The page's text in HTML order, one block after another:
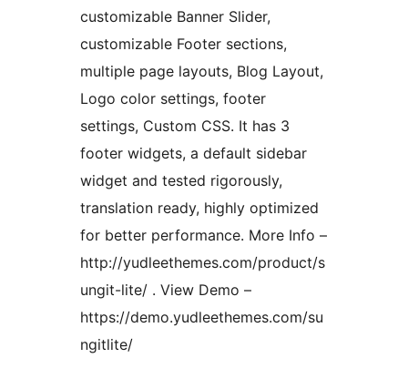
customizable Banner Slider,
customizable Footer sections,
multiple page layouts, Blog Layout,
Logo color settings, footer
settings, Custom CSS. It has 3
footer widgets, a default sidebar
widget and tested rigorously,
translation ready, highly optimized
for better performance. More Info –
http://yudleethemes.com/product/s
ungit-lite/ . View Demo –
https://demo.yudleethemes.com/su
ngitlite/